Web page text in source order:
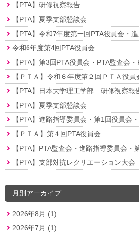
【PTA】研修視察報告
【PTA】夏季支部懇談会
【PTA】令和7年度第一回PTA役員会・
令和6年度第4回PTA役員会
【PTA】第3回PTA役員会・PTA監査会
【ＰＴＡ】令和６年度第２回ＰＴＡ役員
【PTA】日本大学理工学部 研修視察報
【PTA】夏季支部懇談会
【PTA】進路指導委員会・第1回役員会
【ＰＴＡ】第４回PTA役員会
【PTA】PTA監査会・進路指導委員会・
【PTA】支部対抗レクリエーション大会
月別アーカイブ
2026年8月 (1)
2026年7月 (1)